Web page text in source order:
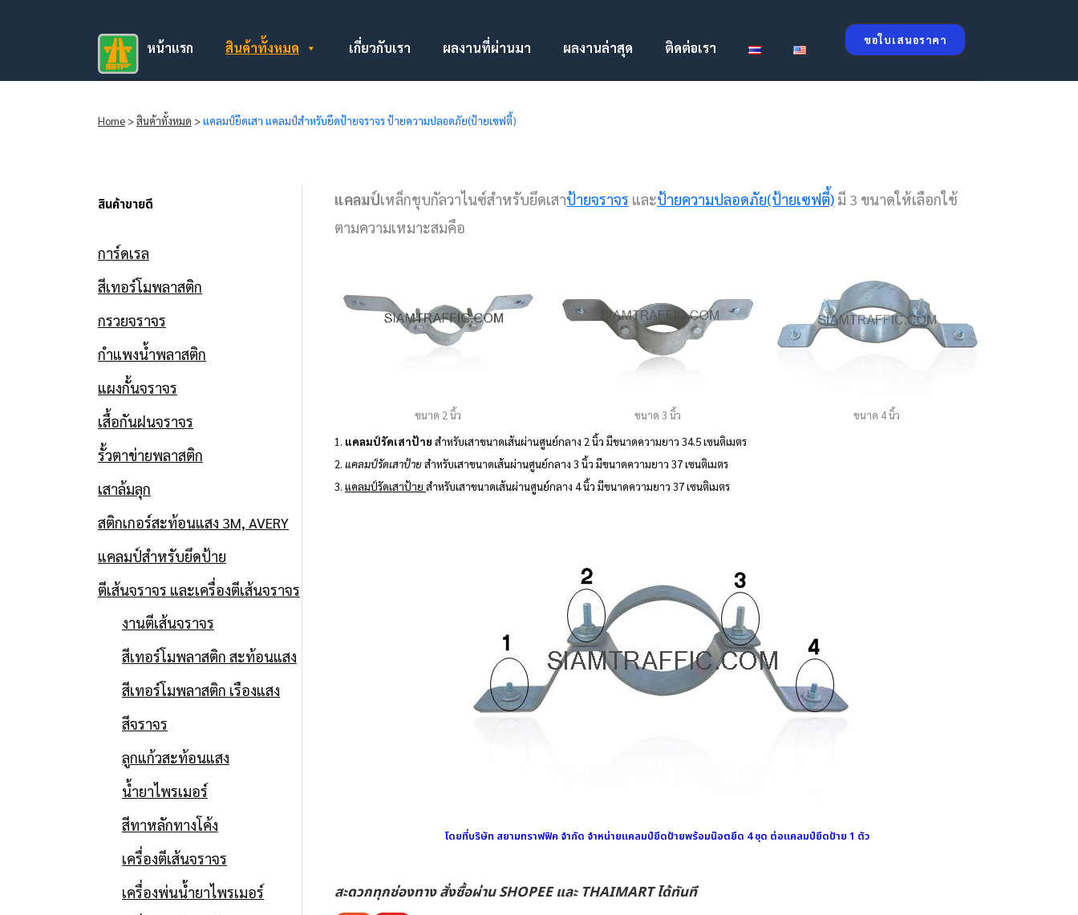
ขอใบเสนอราคา
หน้าแรก สินค้าทั้งหมด เกี่ยวกับเรา ผลงานที่ผ่านมา ผลงานล่าสุด ติดต่อเรา
Home >สินค้าทั้งหมด >แคลมป์ยึดเสา แคลมป์สำหรับยึดป้ายจราจร ป้ายความปลอดภัย(ป้ายเซฟตี้)
สินค้าขายดี
การ์ดเรล
สีเทอร์โมพลาสติก
กรวยจราจร
กำแพงน้ำพลาสติก
แผงกั้นจราจร
เสื้อกันฝนจราจร
รั้วตาข่ายพลาสติก
เสาล้มลุก
สติกเกอร์สะท้อนแสง 3M, AVERY
แคลมป์สำหรับยึดป้าย
ตีเส้นจราจร และเครื่องตีเส้นจราจร
งานตีเส้นจราจร
สีเทอร์โมพลาสติก สะท้อนแสง
สีเทอร์โมพลาสติก เรืองแสง
สีจราจร
ลูกแก้วสะท้อนแสง
น้ำยาไพรเมอร์
สีทาหลักทางโค้ง
เครื่องตีเส้นจราจร
เครื่องพ่นน้ำยาไพรเมอร์
แคลมป์เหล็กชุบกัลวาไนซ์สำหรับยึดเสาป้ายจราจร และป้ายความปลอดภัย(ป้ายเซฟตี้) มี 3 ขนาดให้เลือกใช้
ตามความเหมาะสมคือ
ขนาด 2 นิ้ว ขนาด 3 นิ้ว
ขนาด 4 นิ้ว
1. แคลมป์รัดเสาป้าย สำหรับเสาขนาดเส้นผ่านศูนย์กลาง 2 นิ้ว มีขนาดความยาว 34.5 เซนติเมตร
2. แคลมป์รัดเสาป้ายสำหรับเสาขนาดเส้นผ่านศูนย์กลาง 3 นิ้ว มีขนาดความยาว 37 เซนติเมตร
3. แคลมป์รัดเสาป้าย สำหรับเสาขนาดเส้นผ่านศูนย์กลาง 4 นิ้ว มีขนาดความยาว 37 เซนติเมตร
โดยที่บริษัท สยามทราฟฟิค จำกัด จำหน่ายแคลมป์ยึดป้ายพร้อมน๊อตยึด 4 ชุด ต่อแคลมป์ยึดป้าย 1 ตัว
สะดวกทุกช่องทาง สั่งซื้อผ่าน SHOPEE และ THAIMART ได้ทันที